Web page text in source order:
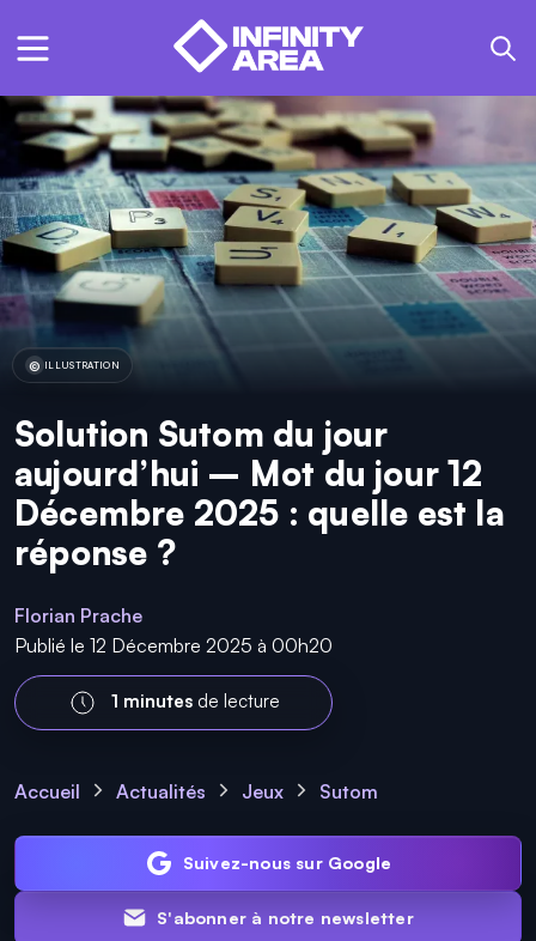
ILLUSTRATION
Solution Sutom du jour
aujourd’hui – Mot du jour 12
Décembre 2025 : quelle est la
réponse ?
Florian Prache
Publié le 12 Décembre 2025 à 00h20
1 minutesde lecture
Accueil Actualités Jeux Sutom
Suivez-nous sur Google
S'abonner à notre newsletter